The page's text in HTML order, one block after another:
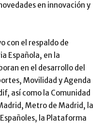
en innovación y
con el respaldo de
Española, en la
en el desarrollo del
Movilidad y Agenda
así como la Comunidad
Metro de Madrid, la
la Plataforma